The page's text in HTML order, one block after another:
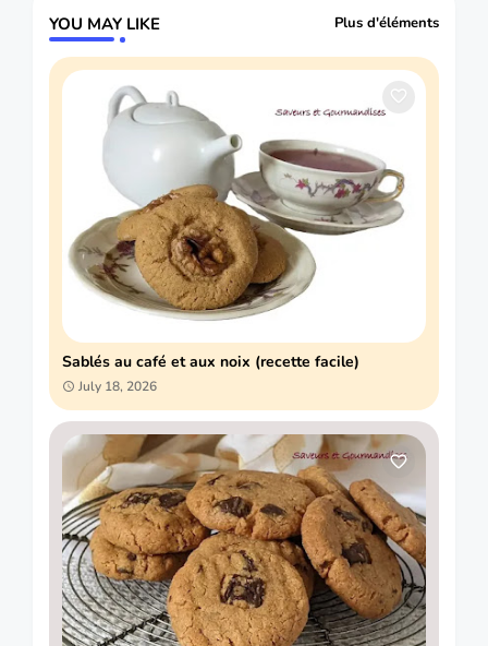
YOU MAY LIKE Plus d'éléments
Sablés au café et aux noix (recette facile)
July 18, 2026